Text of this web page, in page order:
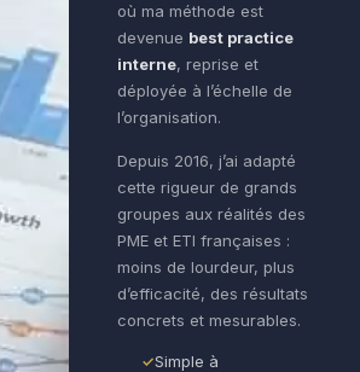
où ma méthode est
devenue best practice
interne, reprise et
déployée à l’échelle de
l’organisation.
Depuis 2016, j’ai adapté
cette rigueur de grands
groupes aux réalités des
PME et ETI françaises :
moins de lourdeur, plus
d’efficacité, des résultats
concrets et mesurables.
Simple à